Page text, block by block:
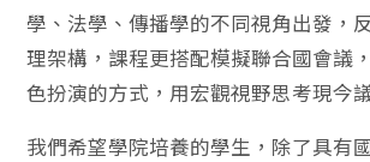
學、法學、傳播學的不同視角出發，
理架構，課程更搭配模擬聯合國會議
色扮演的方式，用宏觀視野思考現今
我們希望學院培養的學生，除了具有